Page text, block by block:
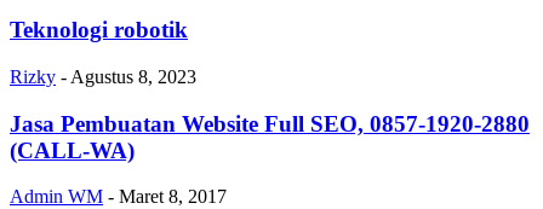
Teknologi robotik
Rizky - Agustus 8, 2023
Jasa Pembuatan Website Full SEO, 0857-1920-2880
(CALL-WA)
Admin WM - Maret 8, 2017